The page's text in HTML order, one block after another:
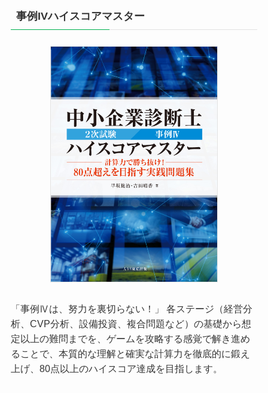
事例IVハイスコアマスター
「事例Ⅳは、努力を裏切らない！」 各ステージ（経営分
析、CVP分析、設備投資、複合問題など）の基礎から想
定以上の難問までを、ゲームを攻略する感覚で解き進め
ることで、本質的な理解と確実な計算力を徹底的に鍛え
上げ、80点以上のハイスコア達成を目指します。